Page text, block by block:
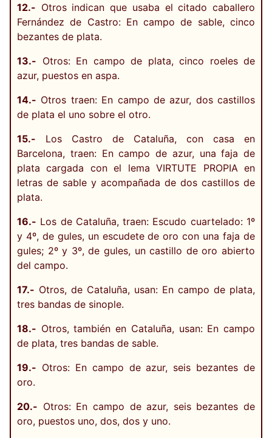
12.- Otros indican que usaba el citado caballero
Fernández de Castro: En campo de sable, cinco
bezantes de plata.
13.- Otros: En campo de plata, cinco roeles de
azur, puestos en aspa.
14.- Otros traen: En campo de azur, dos castillos
de plata el uno sobre el otro.
15.- Los Castro de Cataluña, con casa en
Barcelona, traen: En campo de azur, una faja de
plata cargada con el lema VIRTUTE PROPIA en
letras de sable y acompañada de dos castillos de
plata.
16.- Los de Cataluña, traen: Escudo cuartelado: 1º
y 4º, de gules, un escudete de oro con una faja de
gules; 2º y 3º, de gules, un castillo de oro abierto
del campo.
17.- Otros, de Cataluña, usan: En campo de plata,
tres bandas de sinople.
18.- Otros, también en Cataluña, usan: En campo
de plata, tres bandas de sable.
19.- Otros: En campo de azur, seis bezantes de
oro.
20.- Otros: En campo de azur, seis bezantes de
oro, puestos uno, dos, dos y uno.